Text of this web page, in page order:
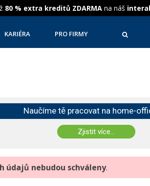
80 % extra kreditů ZDARMA na náš
KARIÉRA PRO FIRMY
Naučíme tě pracovat na home-
Zjistit více...
údajů nebudou schváleny.